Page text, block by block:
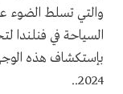
والتي تسلط الضوء
السياحة في فنلندا
بإستكشاف هذه
2024..